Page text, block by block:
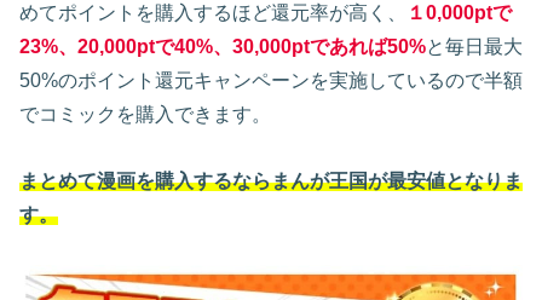
めてポイントを購入するほど還元率が高く、
１0,000ptで
23%、20,000ptで40%、30,000ptであれば50%と毎日最大
50%のポイント還元キャンペーンを実施しているので半額
でコミックを購入できます。
まとめて漫画を購入するならまんが王国が最安値となりま
す。